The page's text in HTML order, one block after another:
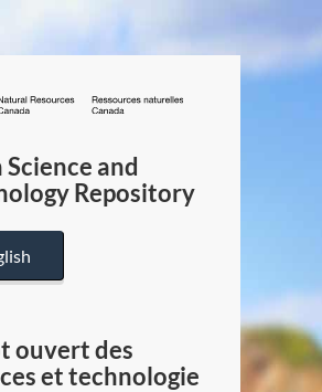
/
Canada
Science and
Repository
ouvert des
et technologie